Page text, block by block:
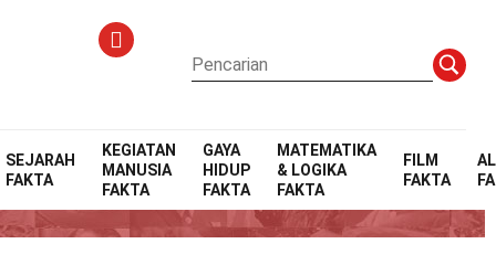
SEJARAH
FAKTA
KEGIATAN
MANUSIA
FAKTA
GAYA
HIDUP
FAKTA
MATEMATIKA
& LOGIKA
FAKTA
FILM
FAKTA